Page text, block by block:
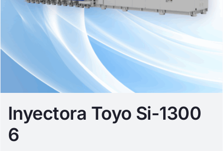
Inyectora Toyo Si-1300
6